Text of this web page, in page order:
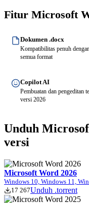
Fitur Microsoft
Dokumen .docx
Kompatibilitas penuh
semua format
Copilot AI
Pembuatan dan pengeditan
versi 2026
Unduh
versi
Microsoft Word 2026
Windows 10, Windows 11,
17 267Unduh .torrent